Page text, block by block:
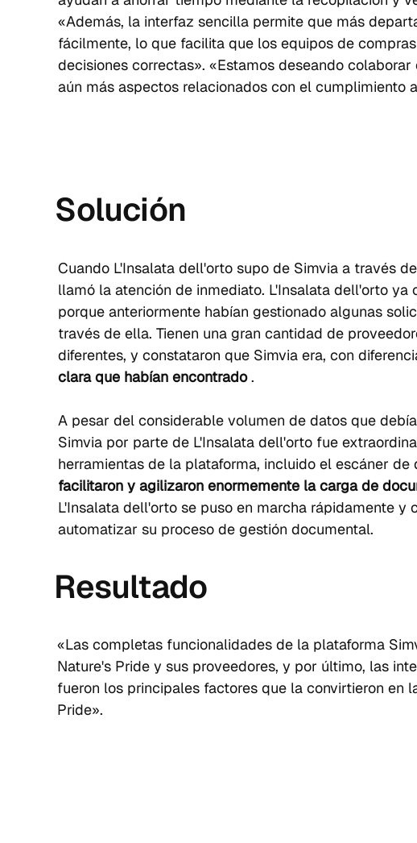
«Además, la interfaz sencilla permite que más
fácilmente, lo que facilita que los equipos de
decisiones correctas». «Estamos deseando
aún más aspectos relacionados con el cumplimiento
Solución
Cuando L'Insalata dell'orto supo de Simvia a través
llamó la atención de inmediato. L'Insalata dell'orto ya
porque anteriormente habían gestionado algunas
través de ella. Tienen una gran cantidad de
diferentes, y constataron que Simvia era, con
clara que habían encontrado .
A pesar del considerable volumen de datos que
Simvia por parte de L'Insalata dell'orto fue
herramientas de la plataforma, incluido el escáner
facilitaron y agilizaron enormemente la carga de
L'Insalata dell'orto se puso en marcha rápidamente y
automatizar su proceso de gestión documental.
Resultado
«Las completas funcionalidades de la plataforma
Nature's Pride y sus proveedores, y por último, las
fueron los principales factores que la convirtieron en
Pride».